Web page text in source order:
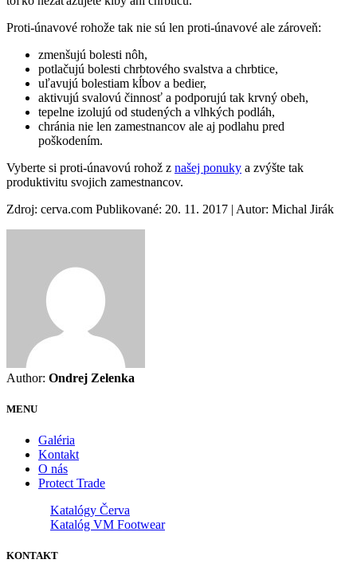
Proti-únavové rohože tak nie sú len proti-únavové ale zároveň:
zmenšujú bolesti nôh,
potlačujú bolesti chrbtového svalstva a chrbtice,
uľavujú bolestiam kĺbov a bedier,
aktivujú svalovú činnosť a podporujú tak krvný obeh,
tepelne izolujú od studených a vlhkých podláh,
chránia nie len zamestnancov ale aj podlahu pred
poškodením.
Vyberte si proti-únavovú rohož z našej ponuky a zvýšte tak
produktivitu svojich zamestnancov.
Zdroj: cerva.com Publikované: 20. 11. 2017 | Autor: Michal Jirák
Author: Ondrej Zelenka
MENU
Galéria
Kontakt
O nás
Protect Trade
Katalógy Červa
Katalóg VM Footwear
KONTAKT